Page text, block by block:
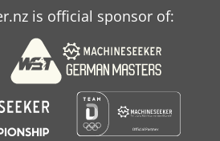
is official sponsor of: